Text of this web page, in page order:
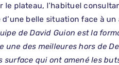
le plateau, l’habituel
d’une belle situation face à
de David Guion est la
une des meilleures hors de
surface qui ont amené les